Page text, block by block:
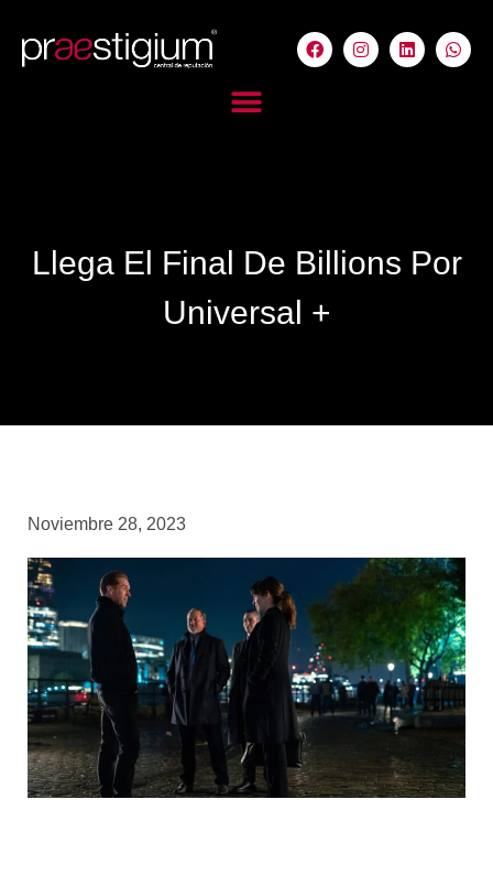
Llega El Final De Billions Por
Universal +
Noviembre 28, 2023